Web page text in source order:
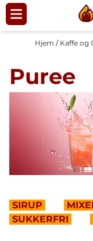
Hopp til innhold
Hjem / Kaffe og
Puree
SIRUP
SUKKERFRI